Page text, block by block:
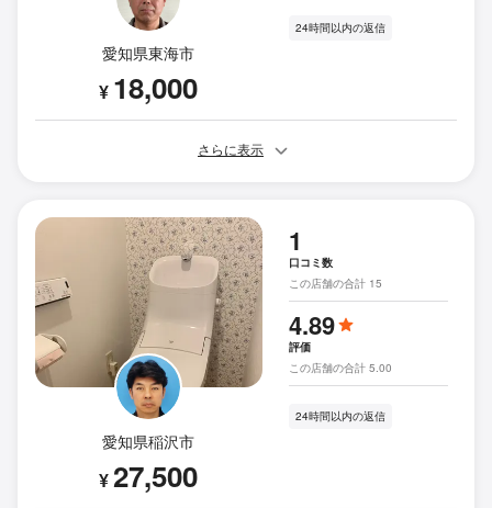
愛知県東海市
¥ 18,000
24時間以内の返信
さらに表示
愛知県稲沢市
¥27,500
1
口コミ数
この店舗の合計 15
4.89
評価
この店舗の合計 5.00
24時間以内の返信